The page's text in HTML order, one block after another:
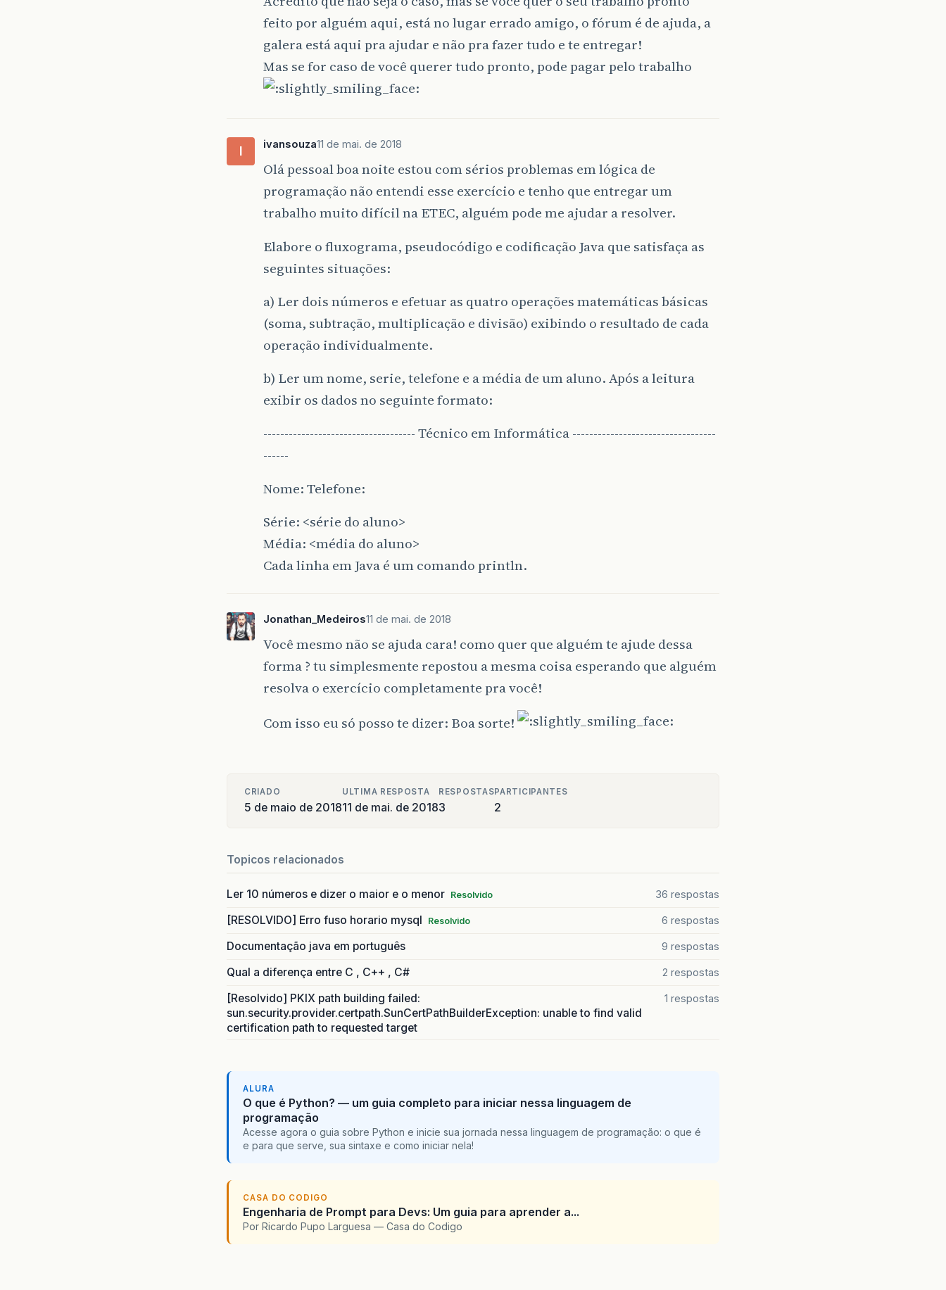
feito por alguém aqui, está no lugar errado amigo, o fórum é de ajuda, a
galera está aqui pra ajudar e não pra fazer tudo e te entregar!
Mas se for caso de você querer tudo pronto, pode pagar pelo trabalho
I ivansouza11 de mai. de 2018
Olá pessoal boa noite estou com sérios problemas em lógica de
programação não entendi esse exercício e tenho que entregar um
trabalho muito difícil na ETEC, alguém pode me ajudar a resolver.
Elabore o fluxograma, pseudocódigo e codificação Java que satisfaça as
seguintes situações:
a) Ler dois números e efetuar as quatro operações matemáticas básicas
(soma, subtração, multiplicação e divisão) exibindo o resultado de cada
operação individualmente.
b) Ler um nome, serie, telefone e a média de um aluno. Após a leitura
exibir os dados no seguinte formato:
------------------------------------ Técnico em Informática ----------------------------------
------
Nome: Telefone:
Série: <série do aluno>
Média: <média do aluno>
Cada linha em Java é um comando println.
Jonathan_Medeiros11 de mai. de 2018
Você mesmo não se ajuda cara! como quer que alguém te ajude dessa
forma ? tu simplesmente repostou a mesma coisa esperando que alguém
resolva o exercício completamente pra você!
Com isso eu só posso te dizer: Boa sorte!
CRIADO
5 de maio de 2018
ULTIMA RESPOSTA
11 de mai. de 2018
RESPOSTAS
3
PARTICIPANTES
2
Topicos relacionados
Ler 10 números e dizer o maior e o menor Resolvido 36 respostas
[RESOLVIDO] Erro fuso horario mysql Resolvido 6 respostas
Documentação java em português 9 respostas
Qual a diferença entre C , C++ , C# 2 respostas
[Resolvido] PKIX path building failed:
sun.security.provider.certpath.SunCertPathBuilderException: unable to find valid
certification path to requested target
1 respostas
ALURA
O que é Python? — um guia completo para iniciar nessa linguagem de
programação
Acesse agora o guia sobre Python e inicie sua jornada nessa linguagem de programação: o que é
e para que serve, sua sintaxe e como iniciar nela!
CASA DO CODIGO
Engenharia de Prompt para Devs: Um guia para aprender a...
Por Ricardo Pupo Larguesa — Casa do Codigo